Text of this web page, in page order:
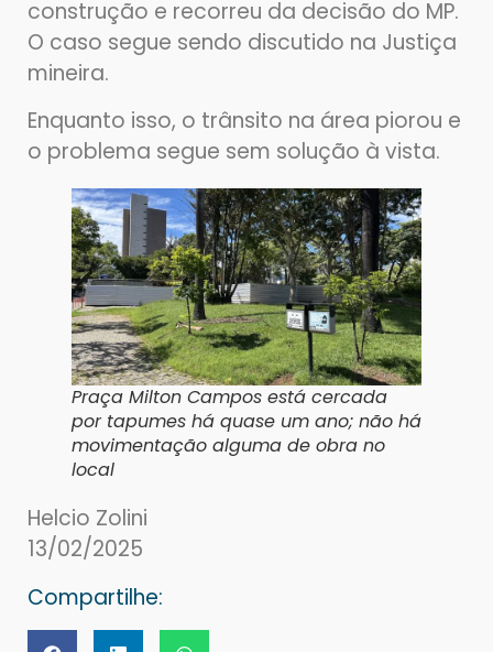
construção e recorreu da decisão do MP.
O caso segue sendo discutido na Justiça
mineira.
Enquanto isso, o trânsito na área piorou e
o problema segue sem solução à vista.
Praça Milton Campos está cercada
por tapumes há quase um ano; não há
movimentação alguma de obra no
local
Helcio Zolini
13/02/2025
Compartilhe: